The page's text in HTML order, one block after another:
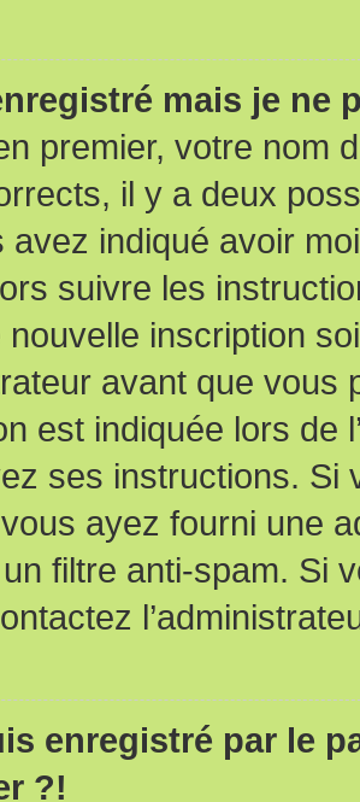
mais je ne
premier, votre nom
il y a deux
avez indiqué avoir
suivre les
nouvelle inscription
avant que
est indiquée lors de
ses instructions. Si
ayez fourni une
filtre anti-spam. Si
enregistré par le
?!